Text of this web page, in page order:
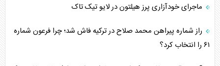
ماجرای خودآزاری پرز هیلتون در لایو تیک تاک
راز شماره پیراهن محمد صلاح در ترکیه فاش شد؛ چرا فرعون شماره
۶۱ را انتخاب کرد؟